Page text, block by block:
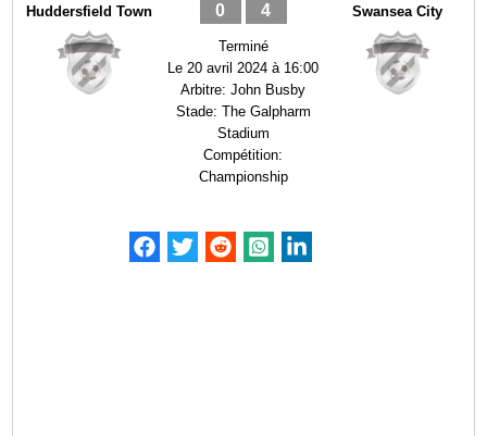
Huddersfield Town 0 4
Terminé
Le20 avril 2024 à 16:00
Arbitre:John Busby
Stade: The Galpharm
Stadium
Compétition:
Championship
Swansea City